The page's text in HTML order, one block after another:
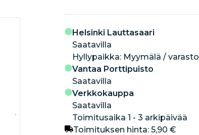
Helsinki Lauttasaari
Saatavilla
hyllypaikka: Myymälä / varasto
Vantaa Porttipuisto
Saatavilla
Verkkokauppa
Saatavilla
Toimitusaika 1 - 3 arkipäivää
Toimituksen hinta: 5,90 €